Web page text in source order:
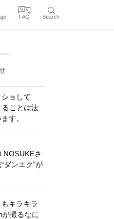
FAQ Search
ョして
ことは法
す。
NOSUKEさ
ダンエク”が
キラキラ
が撮るなに